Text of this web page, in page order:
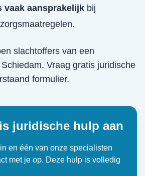
vaak aansprakelijk bij
slachtoffers van een
Schiedam. Vraag gratis juridische
formulier.
juridische hulp aan
en één van onze specialisten
met je op. Deze hulp is volledig